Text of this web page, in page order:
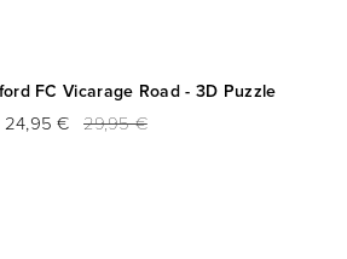
FC Vicarage Road - 3D Puzzle
24,95 € 29,95 €